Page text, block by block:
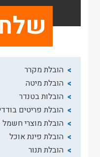
הובלת מקרר
הובלת מיטה
הובלות בטנדר
הובלת פריטים
הובלת מוצרי חשמל
הובלת פינת אוכל
הובלת תנור